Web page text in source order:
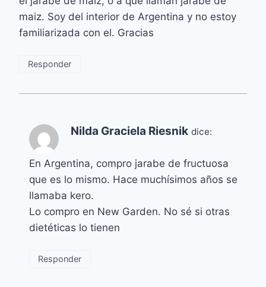
maiz. Soy del interior de Argentina y no estoy
familiarizada con el. Gracias
Responder
Nilda Graciela Riesnik dice:
En Argentina, compro jarabe de fructuosa
que es lo mismo. Hace muchísimos años se
llamaba kero.
Lo compro en New Garden. No sé si otras
dietéticas lo tienen
Responder